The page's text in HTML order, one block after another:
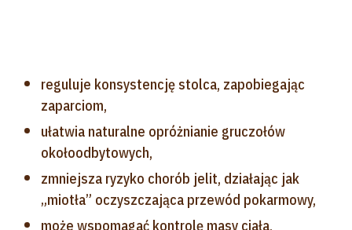
reguluje konsystencję stolca, zapobiegając
zaparciom,
ułatwia naturalne opróżnianie gruczołów
okołoodbytowych,
zmniejsza ryzyko chorób jelit, działając jak
„miotła” oczyszczająca przewód pokarmowy,
może wspomagać kontrolę masy ciała,